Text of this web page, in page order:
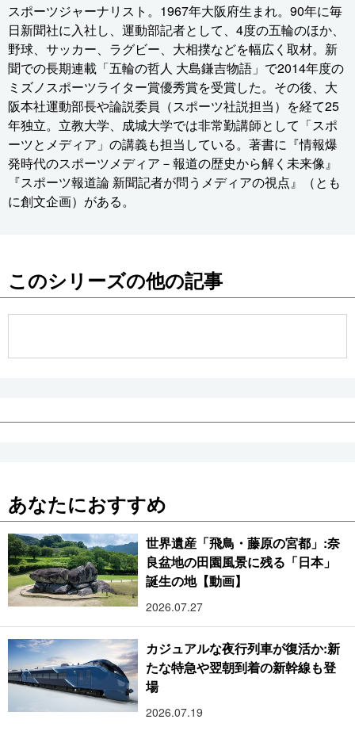
スポーツジャーナリスト。1967年大阪府生まれ。90年に毎
日新聞社に入社し、運動部記者として、4度の五輪のほか、
野球、サッカー、ラグビー、大相撲などを幅広く取材。新
聞での長期連載「五輪の哲人 大島鎌吉物語」で2014年度の
ミズノスポーツライター賞優秀賞を受賞した。その後、大
阪本社運動部長や論説委員（スポーツ社説担当）を経て25
年独立。立教大学、成城大学では非常勤講師として「スポ
ーツとメディア」の講義も担当している。著書に『情報爆
発時代のスポーツメディア－報道の歴史から解く未来像』
『スポーツ報道論 新聞記者が問うメディアの視点』（とも
に創文企画）がある。
このシリーズの他の記事
あなたにおすすめ
世界遺産「飛鳥・藤原の宮都」:奈
良盆地の田園風景に残る「日本」
誕生の地【動画】
2026.07.27
カジュアルな夜行列車が復活か:新
たな特急や翌朝到着の新幹線も登
場
2026.07.19